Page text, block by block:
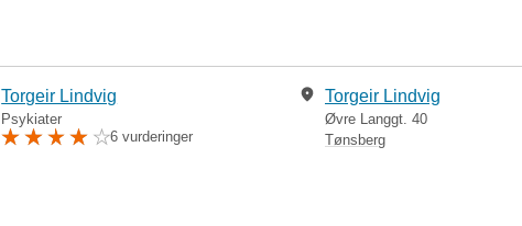
Torgeir Lindvig
Psykiater
6 vurderinger
Torgeir Lindvig
Øvre Langgt. 40
Tønsberg